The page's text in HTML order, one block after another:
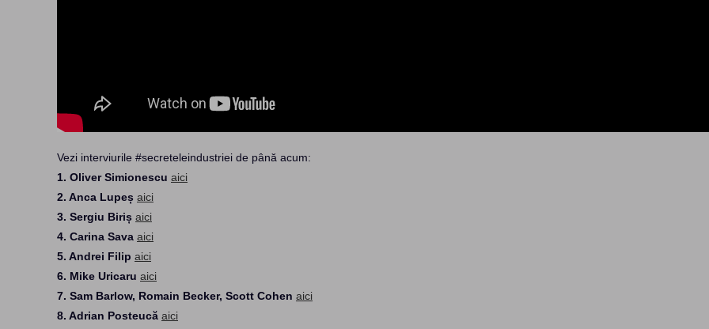
Vezi interviurile #secreteleindustriei de până acum:
1. Oliver Simionescu aici
2. Anca Lupeș aici
3. Sergiu Biriș aici
4. Carina Sava aici
5. Andrei Filip aici
6. Mike Uricaru aici
7. Sam Barlow, Romain Becker, Scott Cohen aici
8. Adrian Posteucă aici